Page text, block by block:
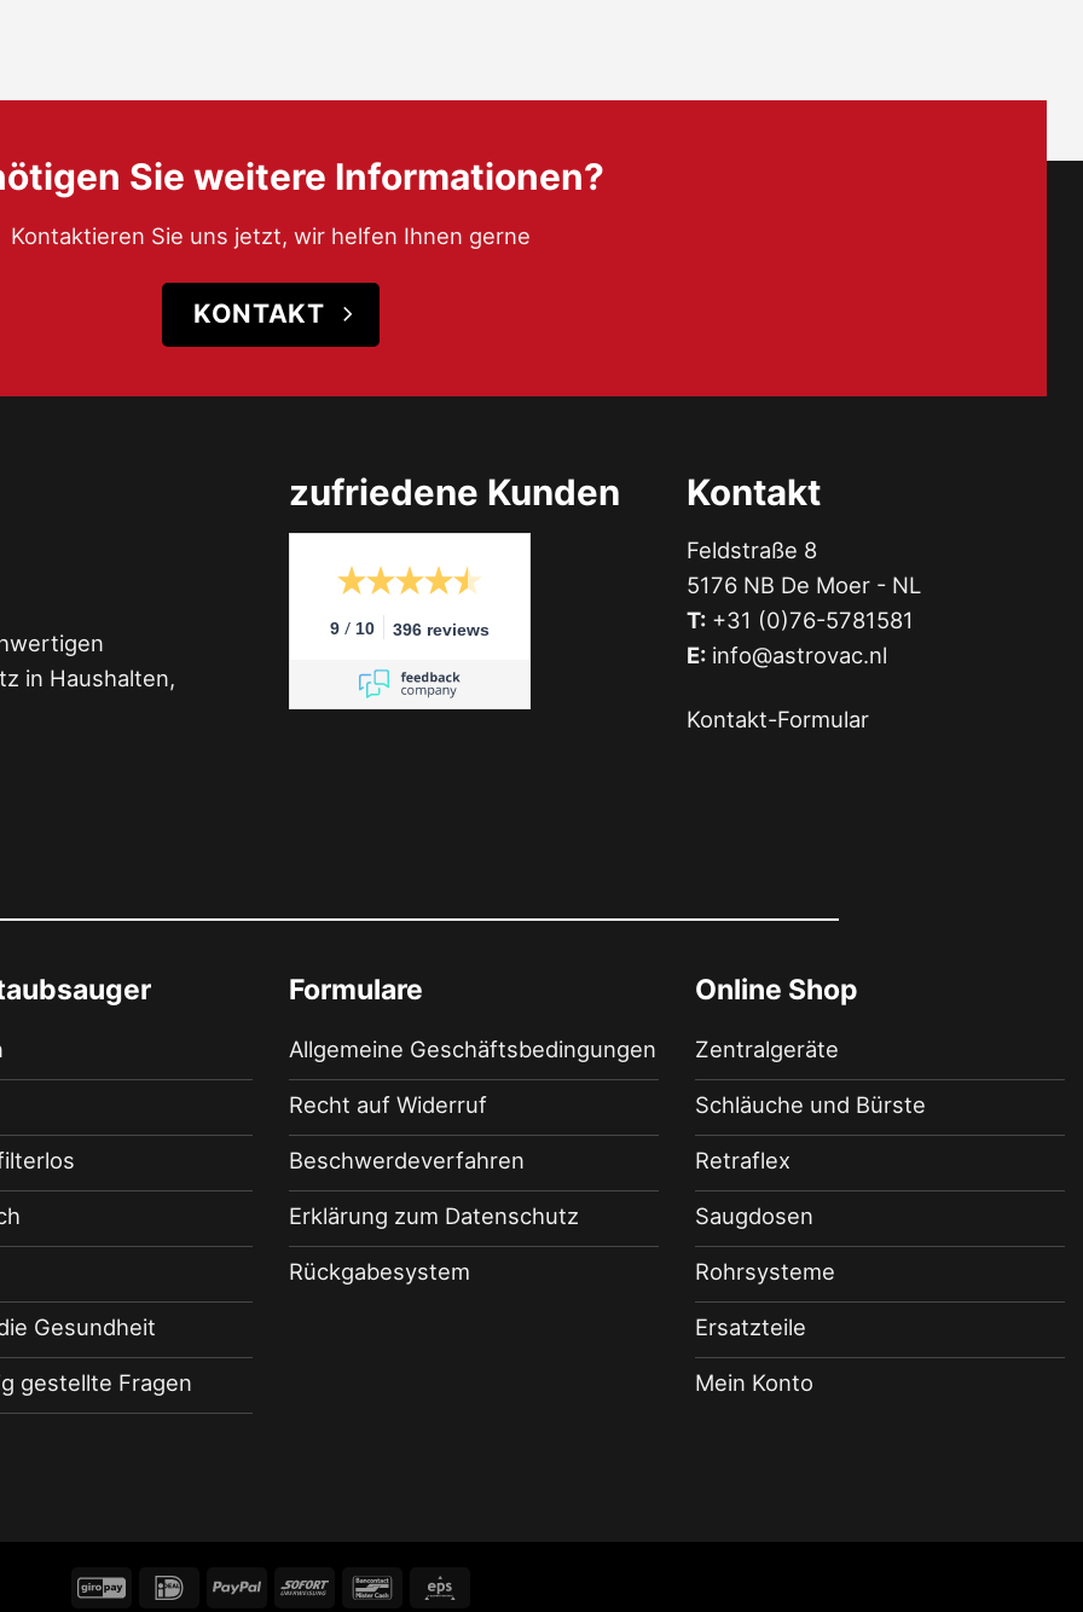
Sie weitere Informationen?
Kontaktieren Sie uns jetzt, wir helfen Ihnen gerne
KONTAKT
in Haushalten,
zufriedene Kunden
9 / 10 396 reviews
Kontakt
Feldstraße 8
5176 NB De Moer - NL
T: +31 (0)76-5781581
E: info@astrovac.nl
Kontakt-Formular
Gesundheit
gestellte Fragen
Formulare
Allgemeine Geschäftsbedingungen
Recht auf Widerruf
Beschwerdeverfahren
Erklärung zum Datenschutz
Rückgabesystem
Online Shop
Zentralgeräte
Schläuche und Bürste
Retraflex
Saugdosen
Rohrsysteme
Ersatzteile
Mein Konto
GiroPay IDeal PayPalSofort Bancontact